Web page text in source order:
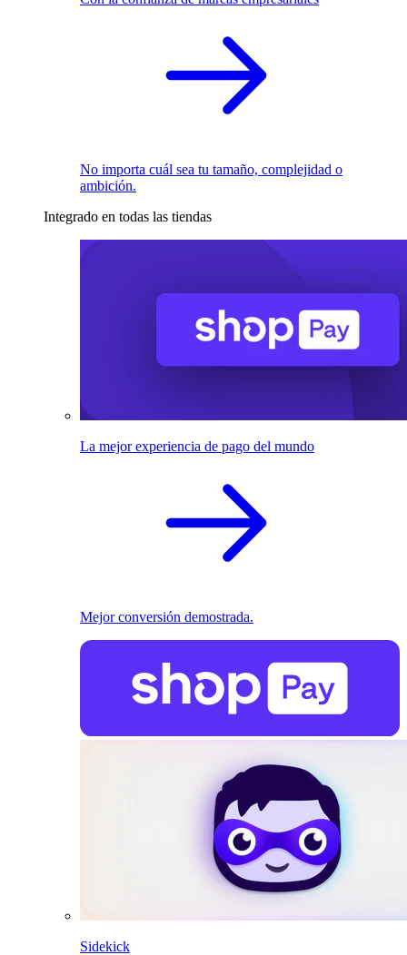
No importa cuál sea tu tamaño, complejidad o
ambición.
Integrado en todas las tiendas
La mejor experiencia de pago del mundo
Mejor conversión demostrada.
Sidekick